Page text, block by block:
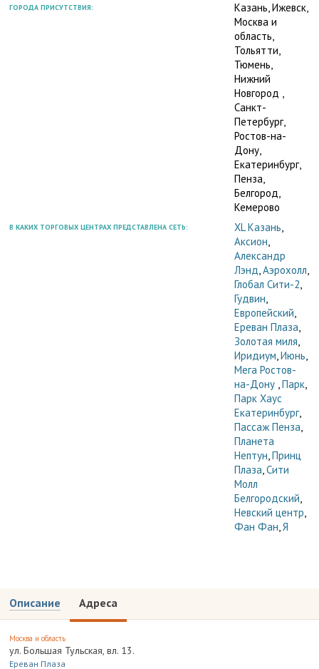
ГОРОДА ПРИСУТСТВИЯ:
Казань, Ижевск,
Москва и
область,
Тольятти,
Тюмень,
Нижний
Новгород ,
Санкт-
Петербург,
Ростов-на-
Дону,
Екатеринбург,
Пенза,
Белгород,
Кемерово
В КАКИХ ТОРГОВЫХ ЦЕНТРАХ ПРЕДСТАВЛЕНА СЕТЬ: XL Казань,
Аксион,
Александр
Лэнд,Аэрохолл,
Глобал Сити-2,
Гудвин,
Европейский,
Ереван Плаза,
Золотая миля,
Иридиум,Июнь,
Мега Ростов-
на-Дону ,Парк,
Парк Хаус
Екатеринбург,
Пассаж Пенза,
Планета
Нептун,Принц
Плаза,Сити
Молл
Белгородский,
Невский центр,
Фан Фан,Я
Описание Адреса
Москва и область
ул. Большая Тульская, вл. 13.
Ереван Плаза